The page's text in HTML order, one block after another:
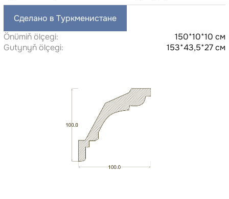
Сделано в Туркменистане
Önümiň ölçegi:
150*10*10 см
Gutynyň ölçegi:
153*43,5*27 см